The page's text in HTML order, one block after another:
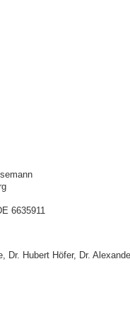
6635911
Dr. Hubert Höfer, Dr.